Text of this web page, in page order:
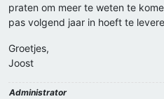
praten om meer te weten te
pas volgend jaar in hoeft te
Groetjes,
Joost
Administrator